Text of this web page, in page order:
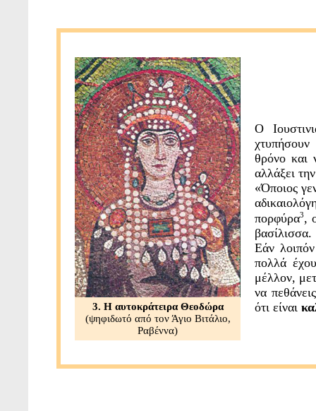
3. Η αυτοκράτειρα Θεοδώρα
(ψηφιδωτό από τον Άγιο Βιτάλιο,
Ραβέννα)
Ο
χτυπήσουν
θρόνο και
αλλάξει
«Όποιος
πορφύρα3,
βασίλισσα.
Εάν
πολλά
μέλλον,
να
ότι είναι